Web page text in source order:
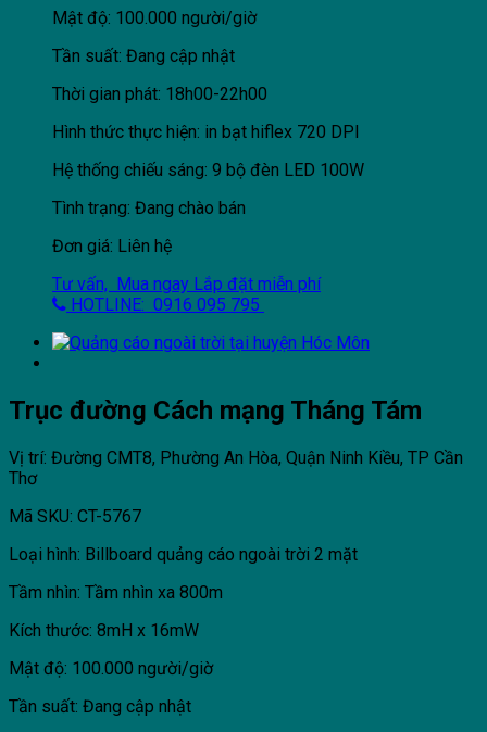
Mật độ: 100.000 người/giờ
Tần suất: Đang cập nhật
Thời gian phát: 18h00-22h00
Hình thức thực hiện: in bạt hiflex 720 DPI
Hệ thống chiếu sáng: 9 bộ đèn LED 100W
Tình trạng: Đang chào bán
Đơn giá: Liên hệ
Tư vấn, Mua ngay Lắp đặt miễn phí
HOTLINE: 0916 095 795
Trục đường Cách mạng Tháng Tám
Vị trí: Đường CMT8, Phường An Hòa, Quận Ninh Kiều, TP Cần
Thơ
Mã SKU: CT-5767
Loại hình: Billboard quảng cáo ngoài trời 2 mặt
Tầm nhìn: Tầm nhìn xa 800m
Kích thước: 8mH x 16mW
Mật độ: 100.000 người/giờ
Tần suất: Đang cập nhật